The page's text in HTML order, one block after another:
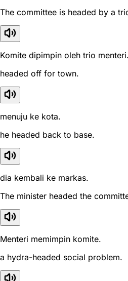
The committee is headed by a
Komite dipimpin oleh trio menteri.
headed off for town.
menuju ke kota.
he headed back to base.
dia kembali ke markas.
The minister headed the
Menteri memimpin komite.
a hydra-headed social problem.